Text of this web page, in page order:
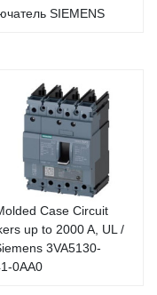
SIEMENS
Case Circuit
up to 2000 A, UL /
3VA5130-
0AA0